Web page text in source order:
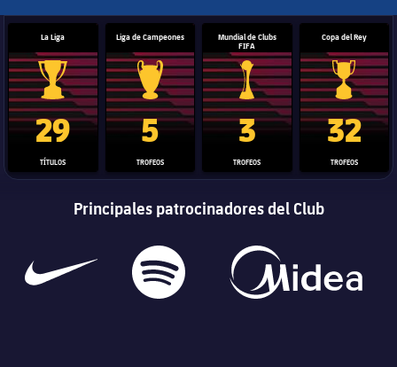
La Liga
Trofeo de La Liga
29
TÍTULOS
Liga de Campeones
Trofeo de la Liga de Campeones
5
TROFEOS
Mundial de Clubs
FIFA
Trofeo del Mundial de
3
TROFEOS
Copa del Rey
Copa del
32
TROFEOS
Principales patrocinadores del Club